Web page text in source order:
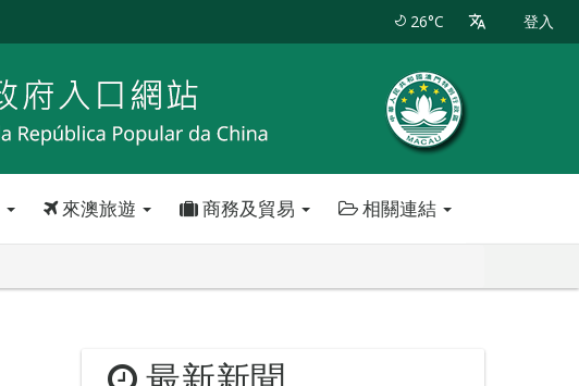
26°C 登入
來澳旅遊 商務及貿易 相關連結